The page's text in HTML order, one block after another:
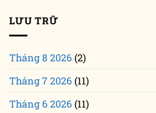
LƯU TRỮ
Tháng 8 2026(2)
Tháng 7 2026(11)
Tháng 6 2026(11)